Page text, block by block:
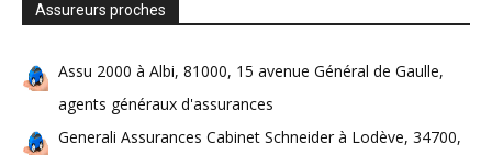
Assureurs proches
Assu 2000 à Albi, 81000, 15 avenue Général de Gaulle,
agents généraux d'assurances
Generali Assurances Cabinet Schneider à Lodève, 34700,